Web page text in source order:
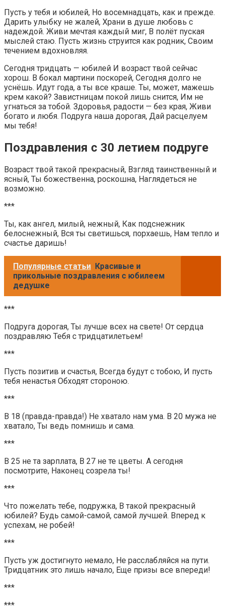
Пусть у тебя и юбилей, Но восемнадцать, как и прежде.
Дарить улыбку не жалей, Храни в душе любовь с
надеждой. Живи мечтая каждый миг, В полёт пуская
мыслей стаю. Пусть жизнь струится как родник, Своим
течением вдохновляя.
Сегодня тридцать — юбилей И возраст твой сейчас
хорош. В бокал мартини поскорей, Сегодня долго не
уснёшь. Идут года, а ты все краше. Ты, может, мажешь
крем какой? Завистницам покой лишь снится, Им не
угнаться за тобой. Здоровья, радости — без края, Живи
богато и любя. Подруга наша дорогая, Дай расцелуем
мы тебя!
Поздравления с 30 летием подруге
Возраст твой такой прекрасный, Взгляд таинственный и
ясный, Ты божественна, роскошна, Наглядеться не
возможно.
***
Ты, как ангел, милый, нежный, Как подснежник
белоснежный, Вся ты светишься, порхаешь, Нам тепло и
счастье даришь!
Популярные статьи Красивые и
прикольные поздравления с юбилеем
дедушке
***
Подруга дорогая, Ты лучше всех на свете! От сердца
поздравляю Тебя с тридцатилетьем!
***
Пусть позитив и счастья, Всегда будут с тобою, И пусть
тебя ненастья Обходят стороною.
***
В 18 (правда-правда!) Не хватало нам ума. В 20 мужа не
хватало, Ты ведь помнишь и сама.
***
В 25 не та зарплата, В 27 не те цветы. А сегодня
посмотрите, Наконец созрела ты!
***
Что пожелать тебе, подружка, В такой прекрасный
юбилей? Будь самой-самой, самой лучшей. Вперед к
успехам, не робей!
***
Пусть уж достигнуто немало, Не расслабляйся на пути.
Тридцатник это лишь начало, Еще призы все впереди!
***
***